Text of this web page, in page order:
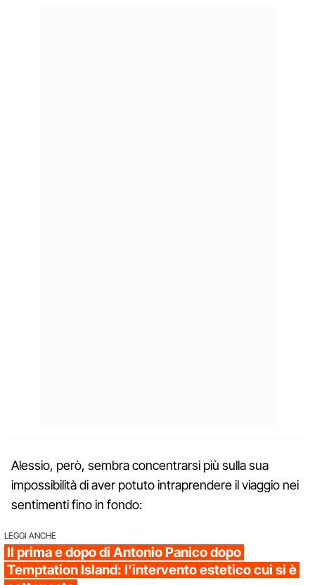
Alessio, però, sembra concentrarsi più sulla sua
impossibilità di aver potuto intraprendere il viaggio nei
sentimenti fino in fondo:
LEGGI ANCHE
Il prima e dopo di Antonio Panico dopo
Temptation Island: l’intervento estetico cui si è